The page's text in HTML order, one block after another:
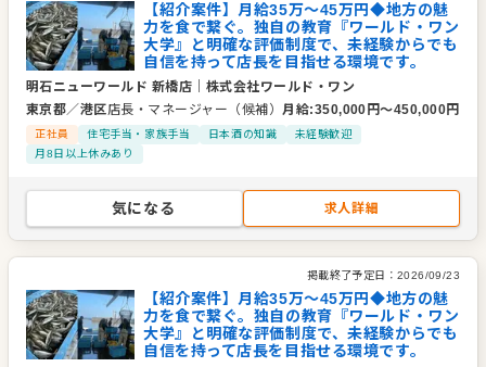
【紹介案件】月給35万～45万円◆地方の魅
力を食で繋ぐ。独自の教育『ワールド・ワン
大学』と明確な評価制度で、未経験からでも
自信を持って店長を目指せる環境です。
明石ニューワールド 新橋店
株式会社ワールド・ワン
東京都／港区店長・マネージャー（候補）月給:350,000 円〜450,000円
正社員 住宅手当・家族手当 日本酒の知識
未経験歓迎
月8日以上休みあり
気になる 求人詳細
掲載終了予定日： 2026/09/23
【紹介案件】月給35万～45万円◆地方の魅
力を食で繋ぐ。独自の教育『ワールド・ワン
大学』と明確な評価制度で、未経験からでも
自信を持って店長を目指せる環境です。